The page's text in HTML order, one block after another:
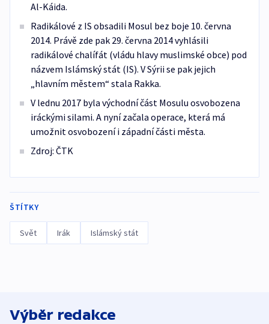
Al-Káida.
Radikálové z IS obsadili Mosul bez boje 10. června
2014. Právě zde pak 29. června 2014 vyhlásili
radikálové chalífát (vládu hlavy muslimské obce) pod
názvem Islámský stát (IS). V Sýrii se pak jejich
„hlavním městem“ stala Rakka.
V lednu 2017 byla východní část Mosulu osvobozena
iráckými silami. A nyní začala operace, která má
umožnit osvobození i západní části města.
Zdroj: ČTK
ŠTÍTKY
Svět Irák Islámský stát
Výběr redakce